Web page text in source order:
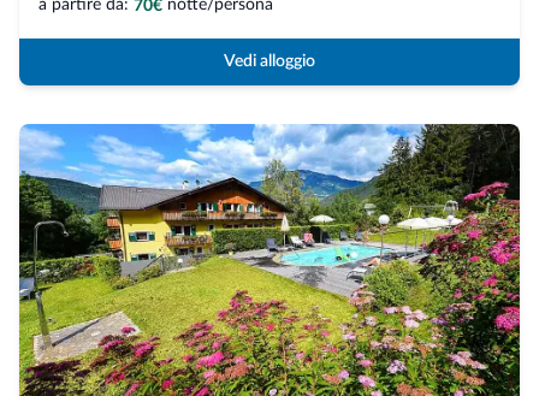
a partire da: 70€ notte/persona
Vedi alloggio